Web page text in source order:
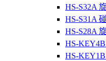
HS-S32A
HS-S31A
HS-S28A
HS-
HS-